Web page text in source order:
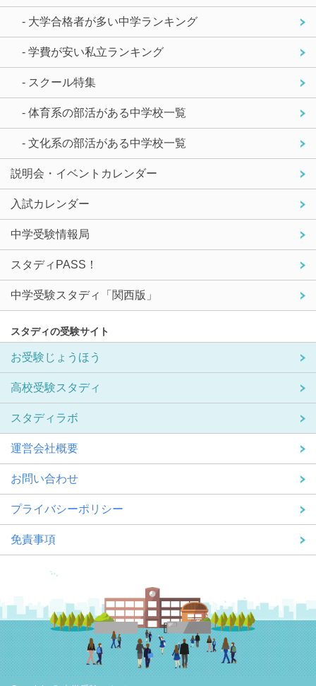
- 大学合格者が多い中学ランキング
- 学費が安い私立ランキング
- スクール特集
- 体育系の部活がある中学校一覧
- 文化系の部活がある中学校一覧
説明会・イベントカレンダー
入試カレンダー
中学受験情報局
スタディPASS！
中学受験スタディ「関西版」
スタディの受験サイト
お受験じょうほう
高校受験スタディ
スタディラボ
運営会社概要
お問い合わせ
プライバシーポリシー
免責事項